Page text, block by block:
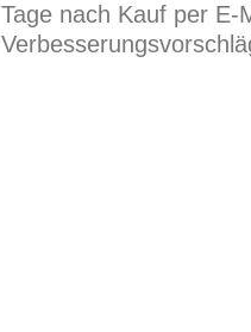
Tage nach Kauf per E-